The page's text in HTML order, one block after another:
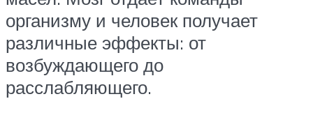
организму и человек получает
различные эффекты: от
возбуждающего до
расслабляющего.